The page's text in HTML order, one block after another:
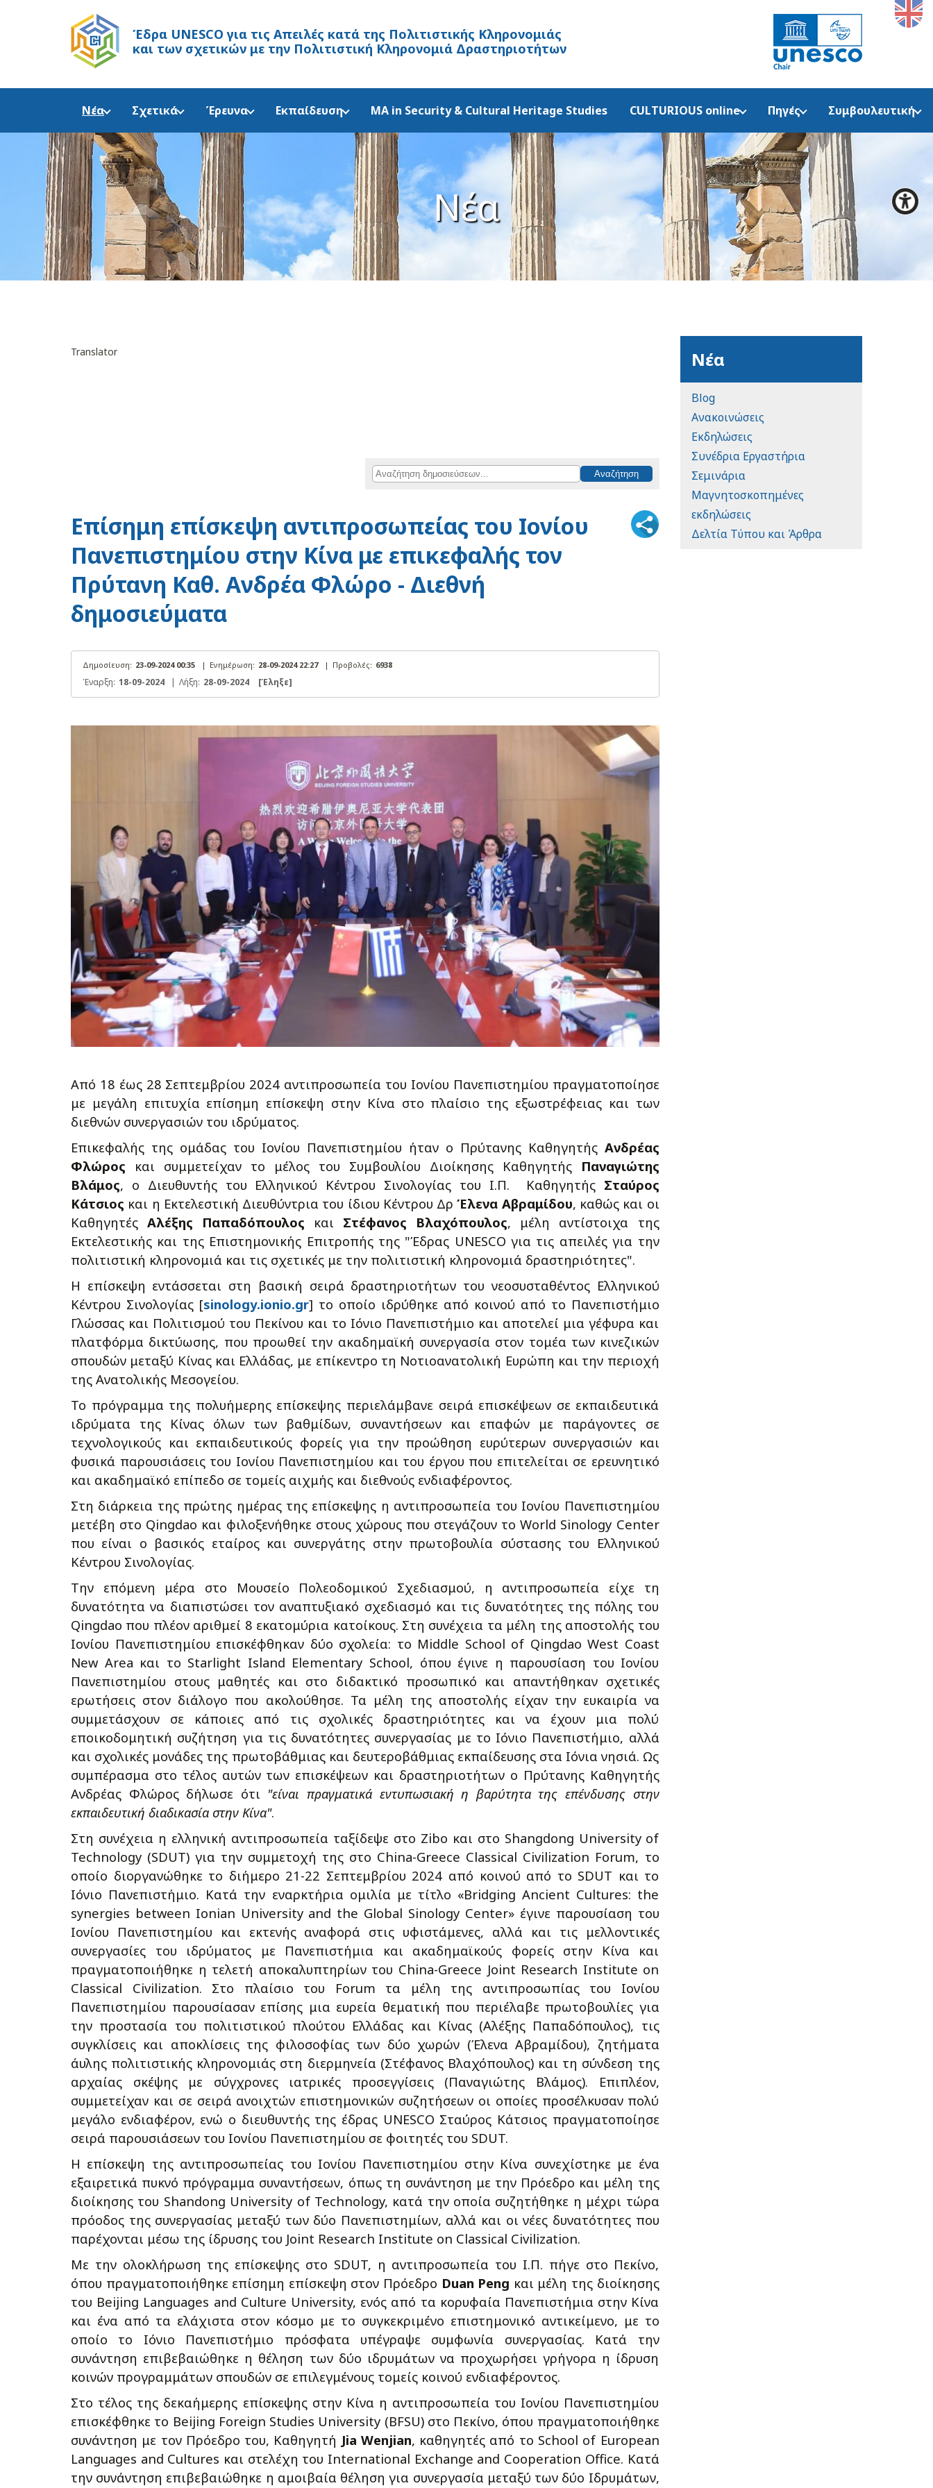
Έδρα UNESCOγια τις Απειλές κατά της Πολιτιστικής Κληρονομιάς
και των σχετικών με την Πολιτιστική Κληρονομιά Δραστηριοτήτων
Νέα Σχετικά Έρευνα Εκπαίδευση MA in Security & Cultural Heritage Studies CULTURIOUS online Πηγές Συμβουλευτική
Νέα
Translator
Επίσημη επίσκεψη αντιπροσωπείας του Ιονίου
Πανεπιστημίου στην Κίνα με επικεφαλής τον
Πρύτανη Καθ. Ανδρέα Φλώρο - Διεθνή
δημοσιεύματα
Δημοσίευση: 23-09-2024 00:35 | Ενημέρωση: 28-09-2024 22:27 | Προβολές: 6938
Έναρξη: 18-09-2024 | Λήξη: 28-09-2024 [Έληξε]
Από 18 έως 28 Σεπτεμβρίου 2024 αντιπροσωπεία του Ιονίου Πανεπιστημίου πραγματοποίησε
με μεγάλη επιτυχία επίσημη επίσκεψη στην Κίνα στο πλαίσιο της εξωστρέφειας και των
διεθνών συνεργασιών του ιδρύματος.
Επικεφαλής της ομάδας του Ιονίου Πανεπιστημίου ήταν ο Πρύτανης Καθηγητής Ανδρέας
Φλώρος και συμμετείχαν το μέλος του Συμβουλίου Διοίκησης Καθηγητής Παναγιώτης
Βλάμος, ο Διευθυντής του Ελληνικού Κέντρου Σινολογίας του Ι.Π. Καθηγητής Σταύρος
Κάτσιος και η Εκτελεστική Διευθύντρια του ίδιου Κέντρου ΔρΈλενα Αβραμίδου, καθώς και οι
ΚαθηγητέςΑλέξης Παπαδόπουλος και Στέφανος Βλαχόπουλος, μέλη αντίστοιχα της
Εκτελεστικής και της Επιστημονικής Επιτροπής της "Έδρας UNESCO για τις απειλές για την
πολιτιστική κληρονομιά και τις σχετικές με την πολιτιστική κληρονομιά δραστηριότητες".
Η επίσκεψη εντάσσεται στη βασική σειρά δραστηριοτήτων του νεοσυσταθέντος Ελληνικού
Κέντρου Σινολογίας [sinology.ionio.gr] το οποίο ιδρύθηκε από κοινού από το Πανεπιστήμιο
Γλώσσας και Πολιτισμού του Πεκίνου και το Ιόνιο Πανεπιστήμιο και αποτελεί μια γέφυρα και
πλατφόρμα δικτύωσης, που προωθεί την ακαδημαϊκή συνεργασία στον τομέα των κινεζικών
σπουδών μεταξύ Κίνας και Ελλάδας, με επίκεντρο τη Νοτιοανατολική Ευρώπη και την περιοχή
της Ανατολικής Μεσογείου.
Το πρόγραμμα της πολυήμερης επίσκεψης περιελάμβανε σειρά επισκέψεων σε εκπαιδευτικά
ιδρύματα της Κίνας όλων των βαθμίδων, συναντήσεων και επαφών με παράγοντες σε
τεχνολογικούς και εκπαιδευτικούς φορείς για την προώθηση ευρύτερων συνεργασιών και
φυσικά παρουσιάσεις του Ιονίου Πανεπιστημίου και του έργου που επιτελείται σε ερευνητικό
και ακαδημαϊκό επίπεδο σε τομείς αιχμής και διεθνούς ενδιαφέροντος.
Στη διάρκεια της πρώτης ημέρας της επίσκεψης η αντιπροσωπεία του Ιονίου Πανεπιστημίου
μετέβη στο Qingdao και φιλοξενήθηκε στους χώρους που στεγάζουν το World Sinology Center
που είναι ο βασικός εταίρος και συνεργάτης στην πρωτοβουλία σύστασης του Ελληνικού
Κέντρου Σινολογίας.
Την επόμενη μέρα στο Μουσείο Πολεοδομικού Σχεδιασμού, η αντιπροσωπεία είχε τη
δυνατότητα να διαπιστώσει τον αναπτυξιακό σχεδιασμό και τις δυνατότητες της πόλης του
Qingdao που πλέον αριθμεί 8 εκατομύρια κατοίκους. Στη συνέχεια τα μέλη της αποστολής του
Ιονίου Πανεπιστημίου επισκέφθηκαν δύο σχολεία: το Middle School of Qingdao West Coast
New Area και το Starlight Island Elementary School, όπου έγινε η παρουσίαση του Ιονίου
Πανεπιστημίου στους μαθητές και στο διδακτικό προσωπικό και απαντήθηκαν σχετικές
ερωτήσεις στον διάλογο που ακολούθησε. Τα μέλη της αποστολής είχαν την ευκαιρία να
συμμετάσχουν σε κάποιες από τις σχολικές δραστηριότητες και να έχουν μια πολύ
εποικοδομητική συζήτηση για τις δυνατότητες συνεργασίας με το Ιόνιο Πανεπιστήμιο, αλλά
και σχολικές μονάδες της πρωτοβάθμιας και δευτεροβάθμιας εκπαίδευσης στα Ιόνια νησιά. Ως
συμπέρασμα στο τέλος αυτών των επισκέψεων και δραστηριοτήτων ο Πρύτανης Καθηγητής
Ανδρέας Φλώρος δήλωσε ότι "είναι πραγματικά εντυπωσιακή η βαρύτητα της επένδυσης στην
εκπαιδευτική διαδικασία στην Κίνα".
Στη συνέχεια η ελληνική αντιπροσωπεία ταξίδεψε στο Zibo και στο Shangdong University of
Technology (SDUT) για την συμμετοχή της στο China-Greece Classical Civilization Forum, το
οποίο διοργανώθηκε το διήμερο 21-22 Σεπτεμβρίου 2024 από κοινού από το SDUT και το
Ιόνιο Πανεπιστήμιο. Κατά την εναρκτήρια ομιλία με τίτλο «Bridging Ancient Cultures: the
synergies between Ionian University and the Global Sinology Center» έγινε παρουσίαση του
Ιονίου Πανεπιστημίου και εκτενής αναφορά στις υφιστάμενες, αλλά και τις μελλοντικές
συνεργασίες του ιδρύματος με Πανεπιστήμια και ακαδημαϊκούς φορείς στην Κίνα και
πραγματοποιήθηκε η τελετή αποκαλυπτηρίων του China-Greece Joint Research Institute on
Classical Civilization. Στο πλαίσιο του Forum τα μέλη της αντιπροσωπίας του Ιονίου
Πανεπιστημίου παρουσίασαν επίσης μια ευρεία θεματική που περιέλαβε πρωτοβουλίες για
την προστασία του πολιτιστικού πλούτου Ελλάδας και Κίνας (Αλέξης Παπαδόπουλος), τις
συγκλίσεις και αποκλίσεις της φιλοσοφίας των δύο χωρών (Έλενα Αβραμίδου), ζητήματα
άυλης πολιτιστικής κληρονομιάς στη διερμηνεία (Στέφανος Βλαχόπουλος) και τη σύνδεση της
αρχαίας σκέψης με σύγχρονες ιατρικές προσεγγίσεις (Παναγιώτης Βλάμος). Επιπλέον,
συμμετείχαν και σε σειρά ανοιχτών επιστημονικών συζητήσεων οι οποίες προσέλκυσαν πολύ
μεγάλο ενδιαφέρον, ενώ ο διευθυντής της έδρας UNESCO Σταύρος Κάτσιος πραγματοποίησε
σειρά παρουσιάσεων του Ιονίου Πανεπιστημίου σε φοιτητές του SDUT.
Η επίσκεψη της αντιπροσωπείας του Ιονίου Πανεπιστημίου στην Κίνα συνεχίστηκε με ένα
εξαιρετικά πυκνό πρόγραμμα συναντήσεων, όπως τη συνάντηση με την Πρόεδρο και μέλη της
διοίκησης του Shandong University of Technology, κατά την οποία συζητήθηκε η μέχρι τώρα
πρόοδος της συνεργασίας μεταξύ των δύο Πανεπιστημίων, αλλά και οι νέες δυνατότητες που
παρέχονται μέσω της ίδρυσης του Joint Research Institute on Classical Civilization.
Με την ολοκλήρωση της επίσκεψης στο SDUT, η αντιπροσωπεία του Ι.Π. πήγε στο Πεκίνο,
όπου πραγματοποιήθηκε επίσημη επίσκεψη στον Πρόεδρο Duan Peng και μέλη της διοίκησης
του Beijing Languages and Culture University, ενός από τα κορυφαία Πανεπιστήμια στην Κίνα
και ένα από τα ελάχιστα στον κόσμο με το συγκεκριμένο επιστημονικό αντικείμενο, με το
οποίο το Ιόνιο Πανεπιστήμιο πρόσφατα υπέγραψε συμφωνία συνεργασίας. Κατά την
συνάντηση επιβεβαιώθηκε η θέληση των δύο ιδρυμάτων να προχωρήσει γρήγορα η ίδρυση
κοινών προγραμμάτων σπουδών σε επιλεγμένους τομείς κοινού ενδιαφέροντος.
Στο τέλος της δεκαήμερης επίσκεψης στην Κίνα η αντιπροσωπεία του Ιονίου Πανεπιστημίου
επισκέφθηκε το Beijing Foreign Studies University (BFSU) στο Πεκίνο, όπου πραγματοποιήθηκε
συνάντηση με τον Πρόεδρο του, Καθηγητή Jia Wenjian, καθηγητές από το School of European
Languages and Cultures και στελέχη του International Exchange and Cooperation Office. Κατά
την συνάντηση επιβεβαιώθηκε η αμοιβαία θέληση για συνεργασία μεταξύ των δύο Ιδρυμάτων,
Νέα
Blog
Ανακοινώσεις
Εκδηλώσεις
Συνέδρια Εργαστήρια
Σεμινάρια
Μαγνητοσκοπημένες
εκδηλώσεις
Δελτία Τύπου και Άρθρα